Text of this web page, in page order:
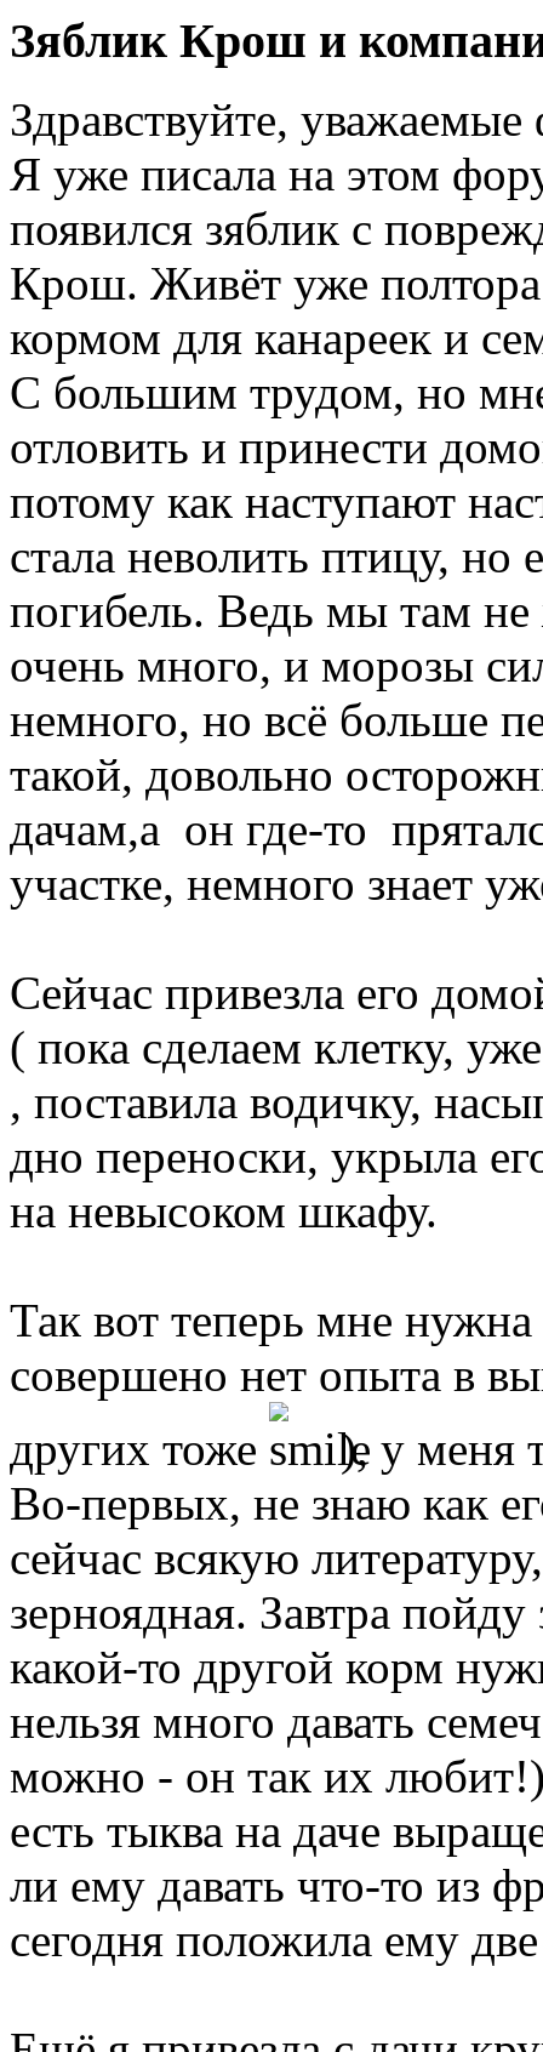
Зяблик Крош и
Здравствуйте,
Я уже писала на этом
появился зяблик с
Крош. Живёт уже
кормом для канареек и
С большим трудом, но
отловить и принести
потому как наступают
стала неволить птицу, но
погибель. Ведь мы там
очень много, и морозы
немного, но всё больше
такой, довольно
дачам,а он где-то
участке, немного знает
Сейчас привезла его
( пока сделаем клетку,
, поставила водичку,
дно переноски, укрыла
на невысоком шкафу.
Так вот теперь мне
совершено нет опыта в
других тоже
), у меня
Во-первых, не знаю как
сейчас всякую
зерноядная. Завтра
какой-то другой корм
нельзя много давать
можно - он так их
есть тыква на даче
ли ему давать что-то из
сегодня положила ему